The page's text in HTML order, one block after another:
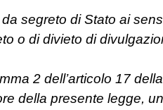
segreto di Stato ai
o di divieto di
2 dell’articolo 17
della presente legge,